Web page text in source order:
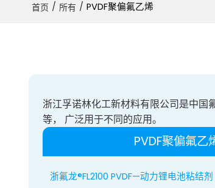
首页 / 所有 / PVDF聚偏氟乙烯
浙江孚诺林化工新材料有限公司是中国
等，
广泛用于不同的应用。
PVDF聚偏氟乙
浙氟龙®FL2100 PVDF—动力锂电池粘结剂